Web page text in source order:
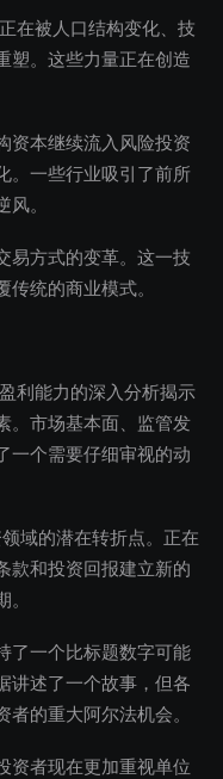
被人口结构变化、技
塑。这些力量正在创造
资本继续流入风险投资
。一些行业吸引了前所
。
易方式的变革。这一技
统的商业模式。
利能力的深入分析揭示
。市场基本面、监管发
一个需要仔细审视的动
域的潜在转折点。正在
款和投资回报建立新的
了一个比标题数字可能
讲述了一个故事，但各
的重大阿尔法机会。
资者现在更加重视单位